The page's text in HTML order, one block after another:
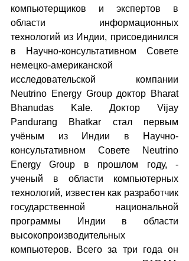
компьютерщиков и экспертов в
области информационных
технологий из Индии, присоединился
в Научно-консультативном Совете
немецко-американской
исследовательской компании
Neutrino Energy Group доктор Bharat
Bhanudas Kale. Доктор Vijay
Pandurang Bhatkar стал первым
учёным из Индии в Научно-
консультативном Совете Neutrino
Energy Group в прошлом году, -
ученый в области компьютерных
технологий, известен как разработчик
государственной национальной
программы Индии в области
высокопроизводительных
компьютеров. Всего за три года он